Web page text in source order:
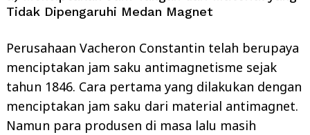
Tidak Dipengaruhi Medan Magnet
Perusahaan Vacheron Constantin telah berupaya
menciptakan jam saku antimagnetisme sejak
tahun 1846. Cara pertama yang dilakukan dengan
menciptakan jam saku dari material antimagnet.
Namun para produsen di masa lalu masih